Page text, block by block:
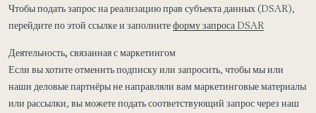
Чтобы подать запрос на реализацию прав субъекта данных (DSAR),
перейдите по этой ссылке и заполнитеформу запроса DSAR
Деятельность, связанная с маркетингом
Если вы хотите отменить подписку или запросить, чтобы мы или
наши деловые партнёры не направляли вам маркетинговые материалы
или рассылки, вы можете подать соответствующий запрос через наш